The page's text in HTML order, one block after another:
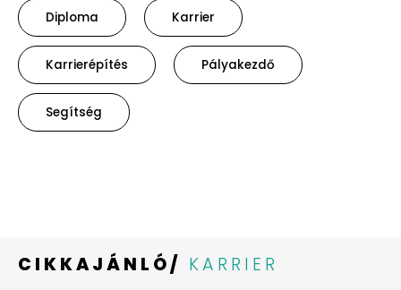
Diploma Karrier
Karrierépítés Pályakezdő
Segítség
CIKKAJÁNLÓ/ KARRIER